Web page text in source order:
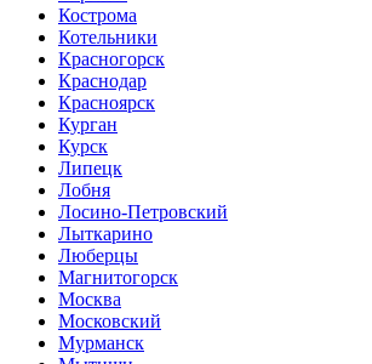
Кострома
Котельники
Красногорск
Краснодар
Красноярск
Курган
Курск
Липецк
Лобня
Лосино-Петровский
Лыткарино
Люберцы
Магнитогорск
Москва
Московский
Мурманск